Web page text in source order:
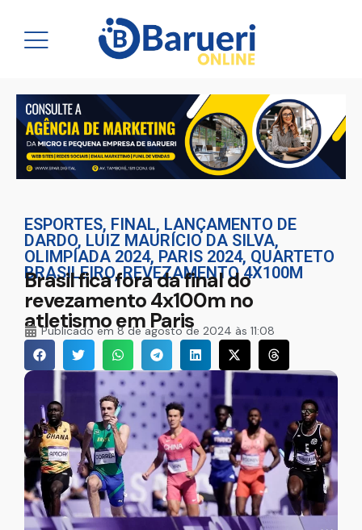
ESPORTES, FINAL, LANÇAMENTO DE
DARDO, LUIZ MAURÍCIO DA SILVA,
OLIMPÍADA 2024, PARIS 2024, QUARTETO
BRASILEIRO,REVEZAMENTO 4X100M
Brasil fica fora da final do
revezamento 4x100m no
atletismo em Paris
Publicado em 8 de agosto de 2024 às 11:08